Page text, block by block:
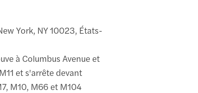
York, NY 10023, États-
à Columbus Avenue et
et s'arrête devant
M10, M66 et M104